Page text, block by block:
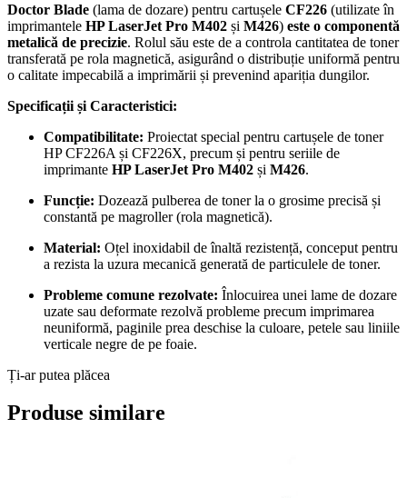
Doctor Blade (lama de dozare) pentru cartușele CF226 (utilizate în
imprimantele HP LaserJet Pro M402 și M426) este o componentă
metalică de precizie. Rolul său este de a controla cantitatea de toner
transferată pe rola magnetică, asigurând o distribuție uniformă pentru
o calitate impecabilă a imprimării și prevenind apariția dungilor.
Specificații și Caracteristici:
Compatibilitate: Proiectat special pentru cartușele de toner
HP CF226A și CF226X, precum și pentru seriile de
imprimante HP LaserJet Pro M402 și M426.
Funcție: Dozează pulberea de toner la o grosime precisă și
constantă pe magroller (rola magnetică).
Material: Oțel inoxidabil de înaltă rezistență, conceput pentru
a rezista la uzura mecanică generată de particulele de toner.
Probleme comune rezolvate: Înlocuirea unei lame de dozare
uzate sau deformate rezolvă probleme precum imprimarea
neuniformă, paginile prea deschise la culoare, petele sau liniile
verticale negre de pe foaie.
Ți-ar putea plăcea
Produse similare